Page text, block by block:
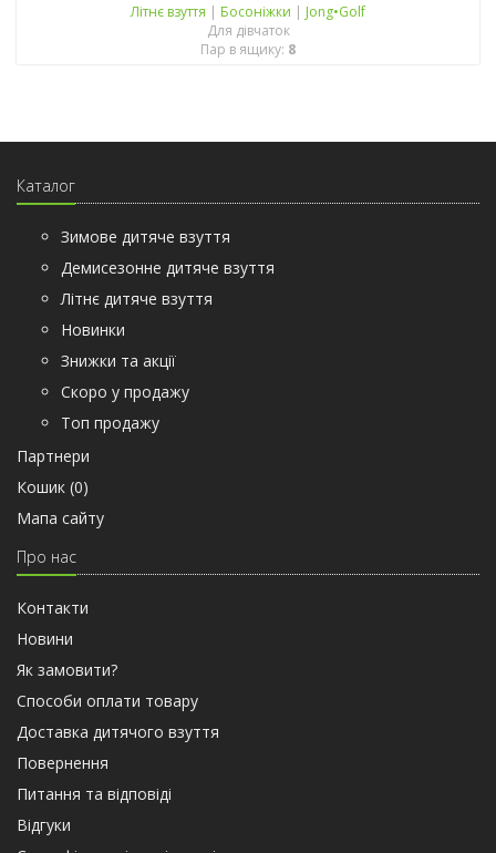
Літнє взуття | Босоніжки | Jong•Golf
Для дівчаток
Пар в ящику: 8
Каталог
Зимове дитяче взуття
Демисезонне дитяче взуття
Літнє дитяче взуття
Новинки
Знижки та акції
Скоро у продажу
Топ продажу
Партнери
Кошик (0)
Мапа сайту
Про нас
Контакти
Новини
Як замовити?
Способи оплати товару
Доставка дитячого взуття
Повернення
Питання та відповіді
Відгуки